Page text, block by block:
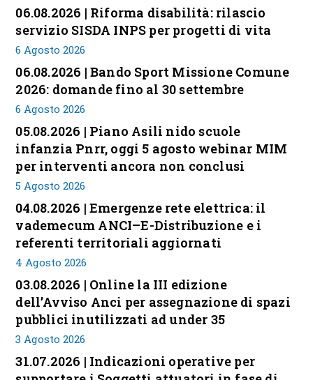
06.08.2026 | Riforma disabilità: rilascio
servizio SISDA INPS per progetti di vita
6 Agosto 2026
06.08.2026 | Bando Sport Missione Comune
2026: domande fino al 30 settembre
6 Agosto 2026
05.08.2026 | Piano Asili nido scuole
infanzia Pnrr, oggi 5 agosto webinar MIM
per interventi ancora non conclusi
5 Agosto 2026
04.08.2026 | Emergenze rete elettrica: il
vademecum ANCI–E-Distribuzione e i
referenti territoriali aggiornati
4 Agosto 2026
03.08.2026 | Online la III edizione
dell’Avviso Anci per assegnazione di spazi
pubblici inutilizzati ad under 35
3 Agosto 2026
31.07.2026 | Indicazioni operative per